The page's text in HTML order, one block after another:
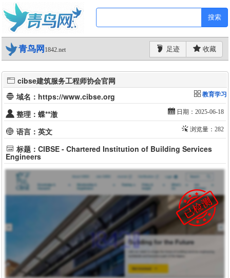
搜索
青鸟网 1842.net 足迹 收藏
cibse建筑服务工程师协会官网
域名：https://www.cibse.org
教育学习
整理：蝶**澈 日期：2025-06-18
语言：英文 浏览量：282
标题：CIBSE - Chartered Institution of Building Services
Engineers